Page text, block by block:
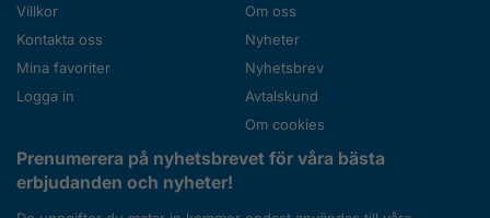
Villkor
Kontakta oss
Mina favoriter
Logga in
Om oss
Nyheter
Nyhetsbrev
Avtalskund
Om cookies
Prenumerera på nyhetsbrevet för våra bästa
erbjudanden och nyheter!